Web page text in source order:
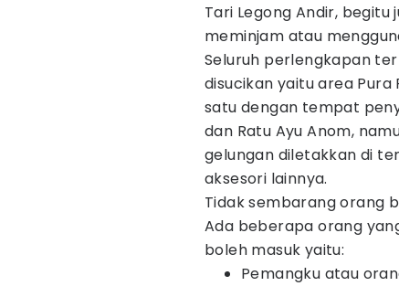
Tari Legong Andir, begitu
meminjam atau
Seluruh perlengkapan
disucikan yaitu area Pura
satu dengan tempat
dan Ratu Ayu Anom,
gelungan diletakkan di
aksesori lainnya.
Tidak sembarang orang
Ada beberapa orang
boleh masuk yaitu:
Pemangku atau